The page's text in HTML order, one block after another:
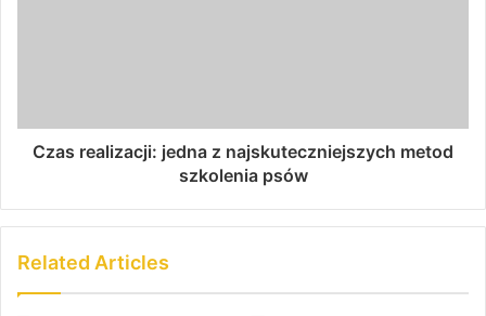
Czas realizacji: jedna z najskuteczniejszych metod
szkolenia psów
Related Articles